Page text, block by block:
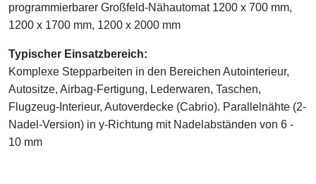
programmierbarer Großfeld-Nähautomat 1200 x 700 mm,
1200 x 1700 mm, 1200 x 2000 mm
Typischer Einsatzbereich:
Komplexe Stepparbeiten in den Bereichen Autointerieur,
Autositze, Airbag-Fertigung, Lederwaren, Taschen,
Flugzeug-Interieur, Autoverdecke (Cabrio). Parallelnähte (2-
Nadel-Version) in y-Richtung mit Nadelabständen von 6 -
10 mm